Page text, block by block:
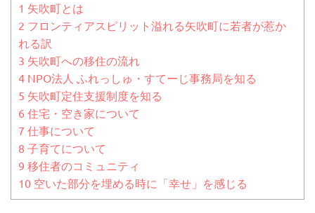
1 矢吹町とは
2 フロンティアスピリット溢れる矢吹町に若者が惹か
れる訳
3 矢吹町への移住の流れ
4 NPO法人 ふれっしゅ・すてーじ事務局を知る
5 矢吹町定住支援制度を知る
6 住宅・空き家について
7 仕事について
8 子育てについて
9 移住者のコミュニティ
10 空いた部分を埋める時に「幸せ」を感じる